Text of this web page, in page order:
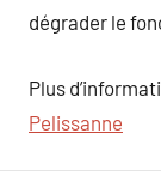
dégrader le
Plus
Pelissanne